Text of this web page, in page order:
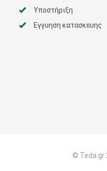
Υποστήριξη
Εγγυηση κατασκευης
© Teda.gr